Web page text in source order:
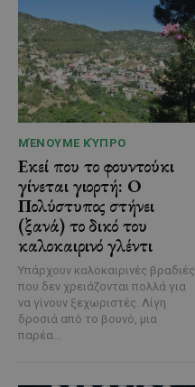
ΜΈΝΟΥΜΕ ΚΎΠΡΟ
Εκεί που το φουντούκι
γίνεται γιορτή: Ο
Πολύστυπος στήνει
(ξανά) το δικό του
καλοκαιρινό γλέντι
Υπάρχουν καλοκαιρινές βραδιές
που δεν χρειάζονται πολλά για
να γίνουν ξεχωριστές. Λίγη
δροσιά από το βουνό, μια
παρέα...